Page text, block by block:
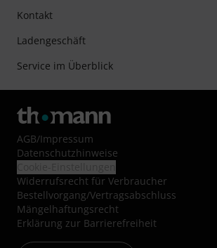
Kontakt
Ladengeschäft
Service im Überblick
AGB/Impressum
Datenschutzhinweise
Widerrufsrecht für Verbraucher
Bestellvorgang/Vertragsabschluss
Mängelhaftungsrecht
Erklärung zur Barrierefreiheit